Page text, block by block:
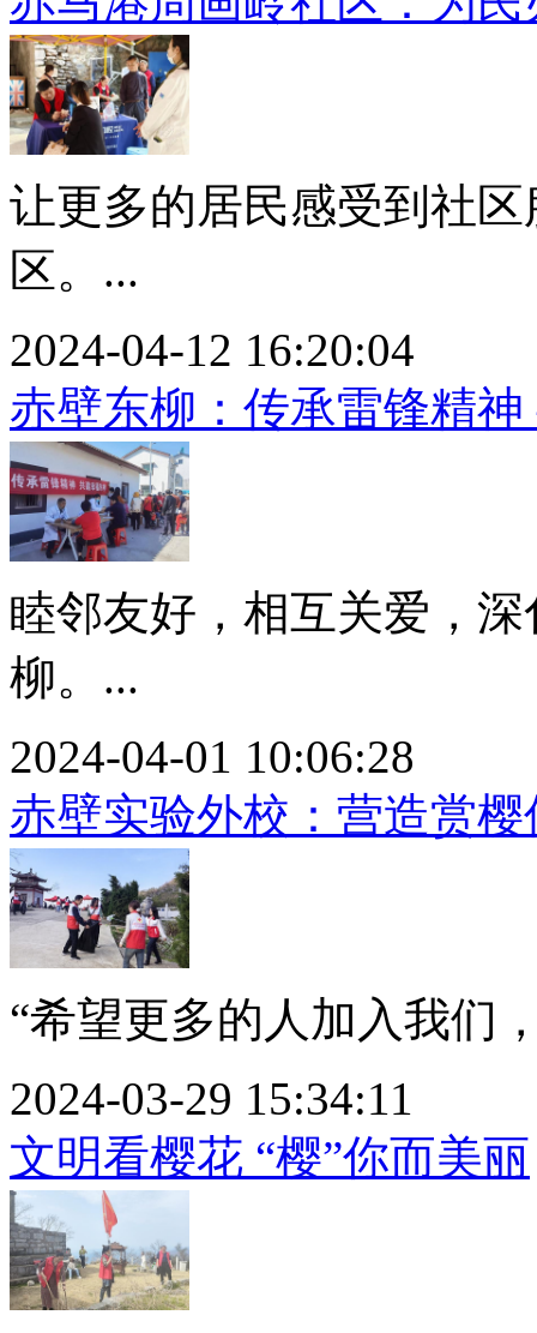
让更多的居民感受到社
区。...
2024-04-12 16:20:04
赤壁东柳：传承雷锋精
睦邻友好，相互关爱，
柳。...
2024-04-01 10:06:28
赤壁实验外校：营造赏
“希望更多的人加入我们
2024-03-29 15:34:11
文明看樱花 “樱”你而美丽